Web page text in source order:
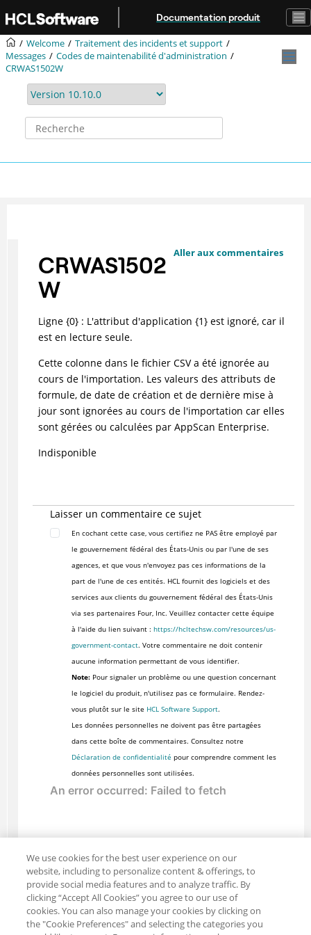
Aller au contenu principal
Documentation produit
Welcome
Traitement des incidents et support
Messages
Codes de maintenabilité d'administration
CRWAS1502W
Aller aux commentaires
CRWAS1502
W
Ligne {0} : L'attribut d'application {1} est ignoré, car il
est en lecture seule.
Cette colonne dans le fichier CSV a été ignorée au
cours de l'importation. Les valeurs des attributs de
formule, de date de création et de dernière mise à
jour sont ignorées au cours de l'importation car elles
sont gérées ou calculées par AppScan Enterprise.
Indisponible
Laisser un commentaire ce sujet
En cochant cette case, vous certifiez ne PAS être employé par
le gouvernement fédéral des États-Unis ou par l'une de ses
agences, et que vous n'envoyez pas ces informations de la
part de l'une de ces entités. HCL fournit des logiciels et des
services aux clients du gouvernement fédéral des États-Unis
via ses partenaires Four, Inc. Veuillez contacter cette équipe
à l'aide du lien suivant : https://hcltechsw.com/resources/us-
government-contact. Votre commentaire ne doit contenir
aucune information permettant de vous identifier.
Note:Pour signaler un problème ou une question concernant
le logiciel du produit, n'utilisez pas ce formulaire. Rendez-
vous plutôt sur le site HCL Software Support.
Les données personnelles ne doivent pas être partagées
dans cette boîte de commentaires. Consultez notre
Déclaration de confidentialité pour comprendre comment les
données personnelles sont utilisées.
We use cookies for the best user experience on our
website, including to personalize content & offerings, to
provide social media features and to analyze traffic. By
clicking “Accept All Cookies” you agree to our use of
cookies. You can also manage your cookies by clicking on
the "Cookie Preferences" and selecting the categories you